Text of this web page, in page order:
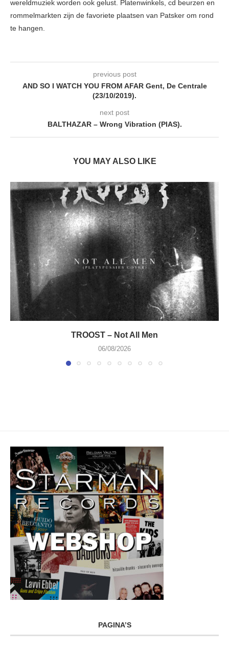
wereldmuziek worden ook gelust. Platenwinkels, cd beurzen en
rommelmarkten zijn de favoriete plaatsen van Patsker om rond
te hangen.
previous post
AND SO I WATCH YOU FROM AFAR Gent, De Centrale
(23/10/2019).
next post
BALTHAZAR – Wrong Vibration (PIAS).
YOU MAY ALSO LIKE
TROOST – Not All Men
06/08/2026
PAGINA’S